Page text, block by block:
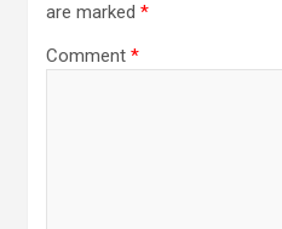
are marked *
Comment *